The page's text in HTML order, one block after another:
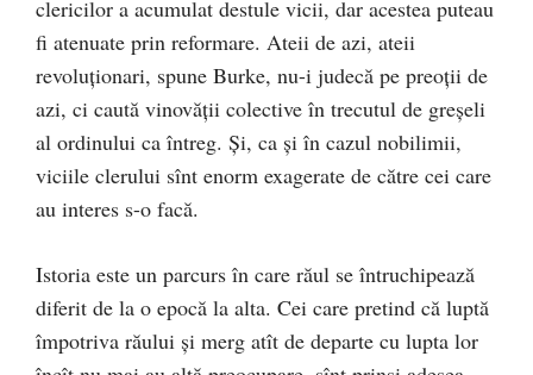
clericilor a acumulat destule vicii, dar acestea puteau
fi atenuate prin reformare. Ateii de azi, ateii
revoluţionari, spune Burke, nu-i judecă pe preoţii de
azi, ci caută vinovăţii colective în trecutul de greşeli
al ordinului ca întreg. Şi, ca şi în cazul nobilimii,
viciile clerului sînt enorm exagerate de către cei care
au interes s-o facă.
Istoria este un parcurs în care răul se întruchipează
diferit de la o epocă la alta. Cei care pretind că luptă
împotriva răului şi merg atît de departe cu lupta lor